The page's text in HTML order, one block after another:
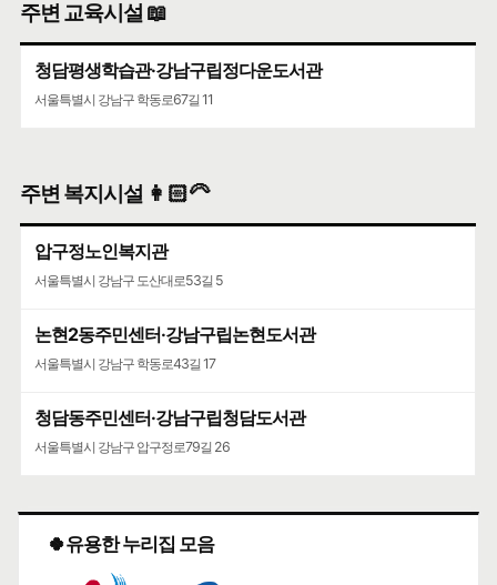
주변 교육시설 📖
청담평생학습관·강남구립정다운도서관
서울특별시 강남구 학동로67길 11
주변 복지시설 👩🏻‍🦳
압구정노인복지관
서울특별시 강남구 도산대로53길 5
논현2동주민센터·강남구립논현도서관
서울특별시 강남구 학동로43길 17
청담동주민센터·강남구립청담도서관
서울특별시 강남구 압구정로79길 26
🍀유용한 누리집 모음